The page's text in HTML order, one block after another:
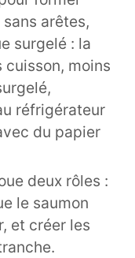
arêtes,
surgelé : la
moins
réfrigérateur
du papier
deux rôles :
le saumon
et créer les